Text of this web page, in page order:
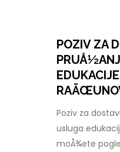
POZIV ZA
Poziv za
usluga
moÅ¾ete